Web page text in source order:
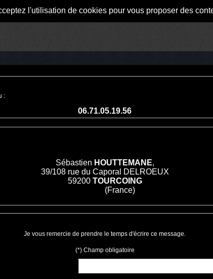
l'utilisation de cookies pour vous proposer des
:
06.71.05.19.56
Sébastien HOUTTEMANE,
39/108 rue du Caporal DELROEUX
59200 TOURCOING
(France)
Je vous remercie de prendre le temps d'écrire ce message.
(*) Champ obligatoire